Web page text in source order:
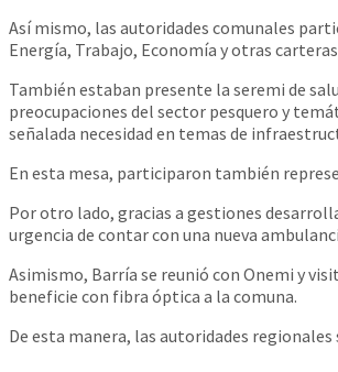
Así mismo, las autoridades comunales
Energía, Trabajo, Economía y otras
También estaban presente la seremi de
preocupaciones del sector pesquero y
señalada necesidad en temas de
En esta mesa, participaron también
Por otro lado, gracias a gestiones
urgencia de contar con una nueva
Asimismo, Barría se reunió con Onemi y
beneficie con fibra óptica a la comuna.
De esta manera, las autoridades